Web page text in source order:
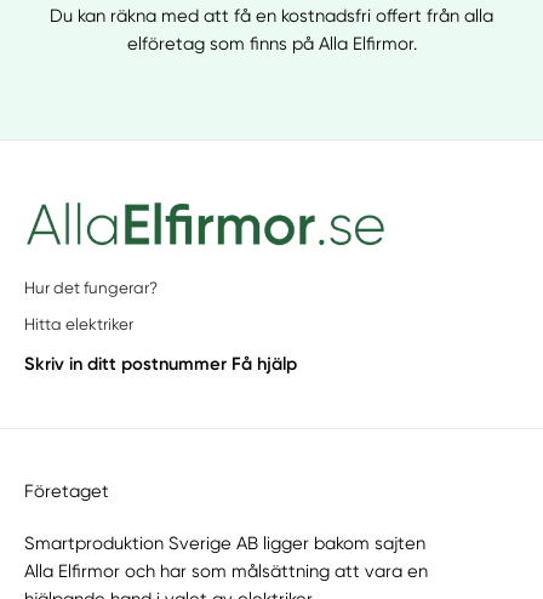
Du kan räkna med att få en kostnadsfri offert från alla
elföretag som finns på Alla Elfirmor.
Hur det fungerar?
Hitta elektriker
Skriv in ditt postnummer Få hjälp
Företaget
Smartproduktion Sverige AB ligger bakom sajten
Alla Elfirmor och har som målsättning att vara en